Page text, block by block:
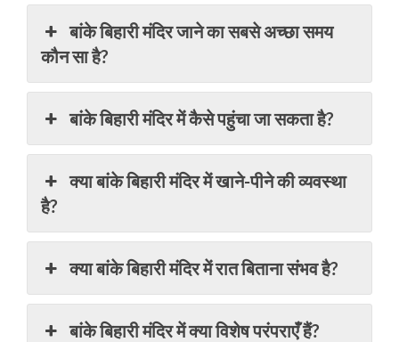
बांके बिहारी मंदिर जाने का सबसे अच्छा समय
कौन सा है?
बांके बिहारी मंदिर में कैसे पहुंचा जा सकता है?
क्या बांके बिहारी मंदिर में खाने-पीने की व्यवस्था
है?
क्या बांके बिहारी मंदिर में रात बिताना संभव है?
बांके बिहारी मंदिर में क्या विशेष परंपराएँ हैं?